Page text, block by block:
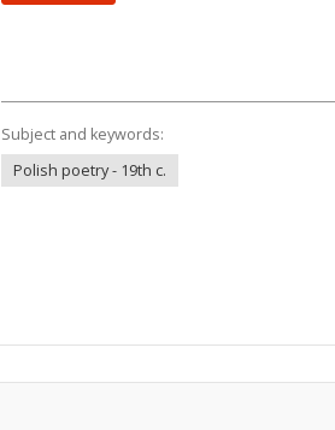
Subject and keywords:
Polish poetry - 19th c.